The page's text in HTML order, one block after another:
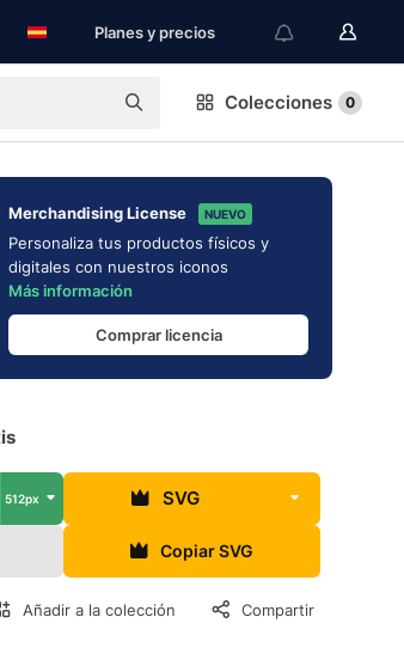
Planes y precios
Colecciones 0
Merchandising License NUEVO
Personaliza tus productos físicos y
digitales con nuestros iconos
Más información
Comprar licencia
512px SVG
Copiar SVG
Añadir a la colección Compartir